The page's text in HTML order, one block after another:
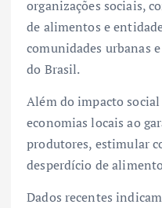
organizações sociais,
de alimentos e
comunidades urbanas
do Brasil.
Além do impacto
economias locais ao
produtores, estimular
desperdício de
Dados recentes